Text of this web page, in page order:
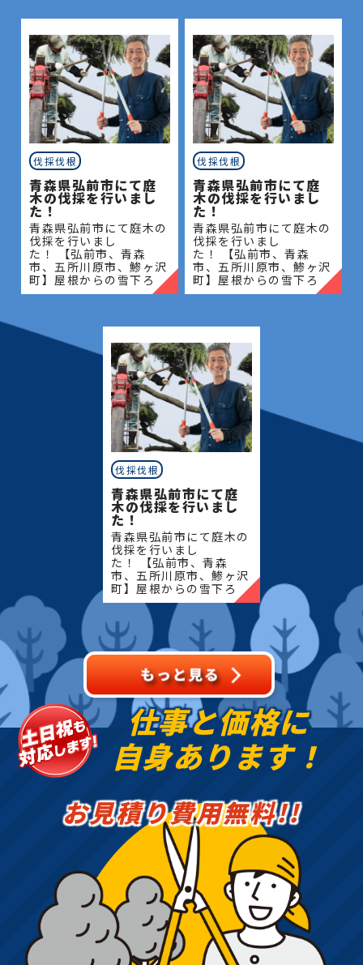
伐採伐根
青森県弘前市にて庭
木の伐採を行いまし
た！
青森県弘前市にて庭木の
伐採を行いまし
た！ 【弘前市、青森
市、五所川原市、鯵ヶ沢
町】屋根からの雪下ろ
し・除雪・排雪などの作
定・草刈りなどのお庭の
こと、造園・
伐採伐根
青森県弘前市にて庭
木の伐採を行いまし
た！
青森県弘前市にて庭木の
伐採を行いまし
た！ 【弘前市、青森
市、五所川原市、鯵ヶ沢
町】屋根からの雪下ろ
し・除雪・排雪などの作
定・草刈りなどのお庭の
こと、造園・
伐採伐根
青森県弘前市にて庭
木の伐採を行いまし
た！
青森県弘前市にて庭木の
伐採を行いまし
た！ 【弘前市、青森
市、五所川原市、鯵ヶ沢
町】屋根からの雪下ろ
し・除雪・排雪などの作
業もお任せください！地
域密着で伐採・抜根・剪
定・草刈りなどのお庭の
こと、造園・
仕事と価格に
自身あります！
お見積り費用無料!!